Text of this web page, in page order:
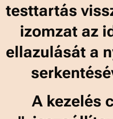
testtartás
izomzat az
ellazulását a
A kezelés